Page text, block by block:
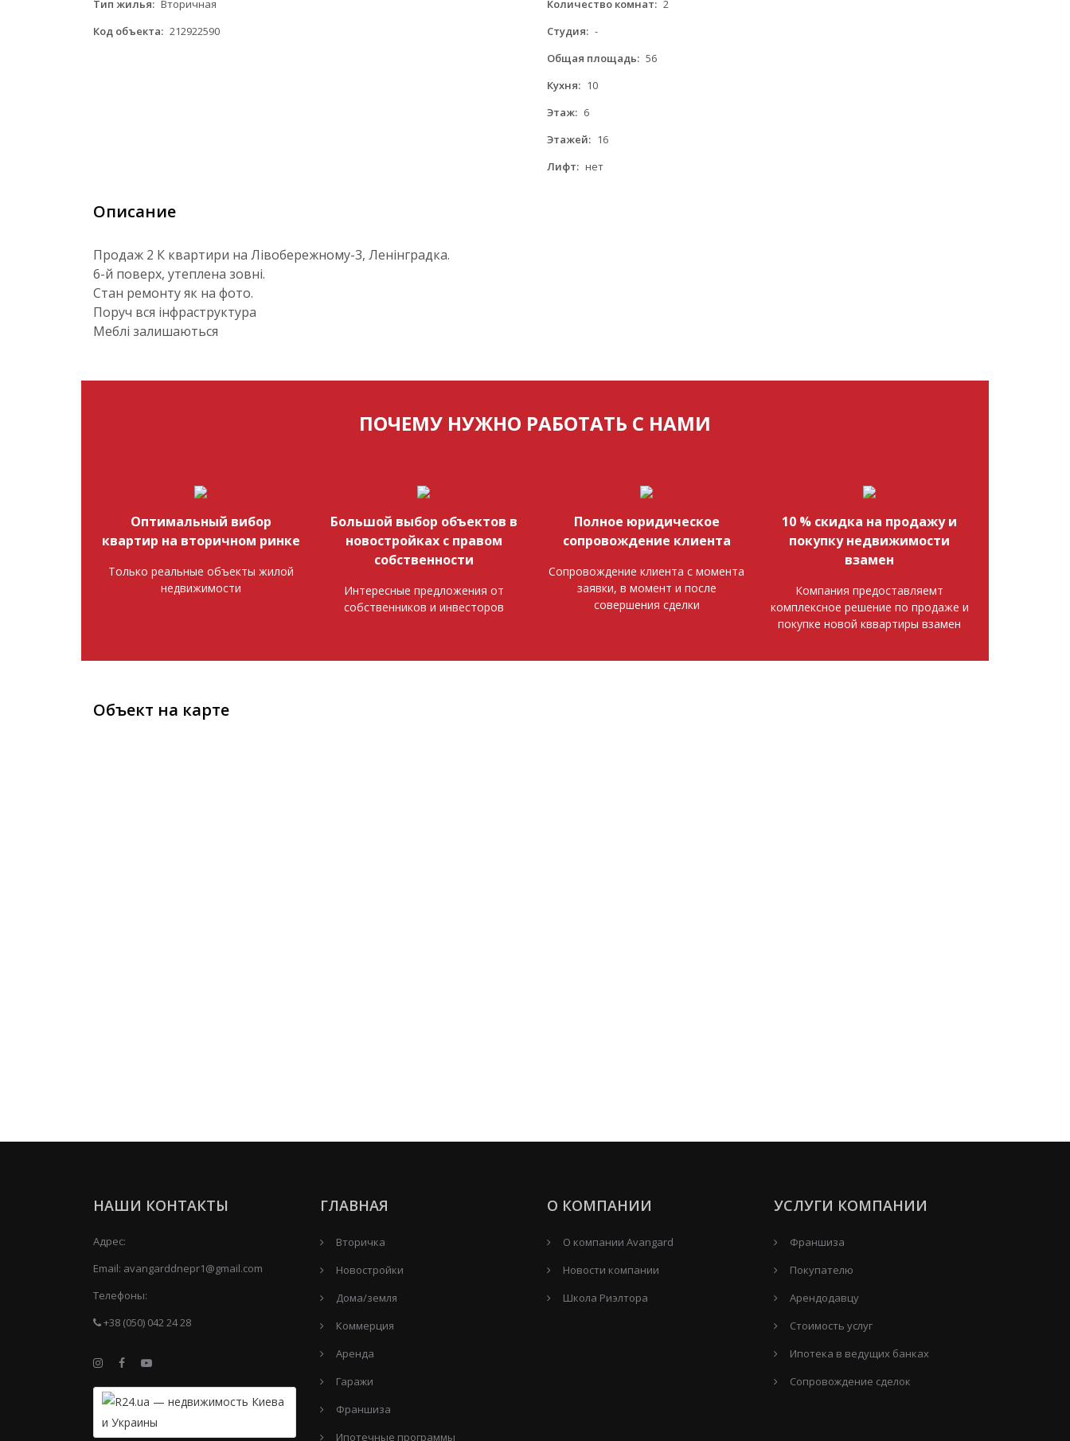
Тип жилья: Вторичная
Код объекта: 212922590
Количество комнат: 2
Студия: -
Общая площадь: 56
Кухня: 10
Этаж: 6
Этажей: 16
Лифт: нет
Описание
Продаж 2 К квартири на Лівобережному-3, Ленінградка.
6-й поверх, утеплена зовні.
Стан ремонту як на фото.
Поруч вся інфраструктура
Меблі залишаються
ПОЧЕМУ НУЖНО РАБОТАТЬ С НАМИ
Оптимальный вибор
квартир на вторичном ринке
Только реальные объекты жилой
недвижимости
Большой выбор объектов в
новостройках с правом
собственности
Интересные предложения от
собственников и инвесторов
Полное юридическое
сопровождение клиента
Сопровождение клиента с момента
заявки, в момент и после
совершения сделки
10 % скидка на продажу и
покупку недвижимости
взамен
Компания предоставляемт
комплексное решение по продаже и
покупке новой кввартиры взамен
Объект на карте
НАШИ КОНТАКТЫ
Адрес:
Email: avangarddnepr1@gmail.com
Телефоны:
+38 (050) 042 24 28
ГЛАВНАЯ
Вторичка
Новостройки
Дома/земля
Коммерция
Аренда
Гаражи
Франшиза
Ипотечные программы
О КОМПАНИИ
О компании Avangard
Новости компании
Школа Риэлтора
УСЛУГИ КОМПАНИИ
Франшиза
Покупателю
Арендодавцу
Стоимость услуг
Ипотека в ведущих банках
Сопровождение сделок